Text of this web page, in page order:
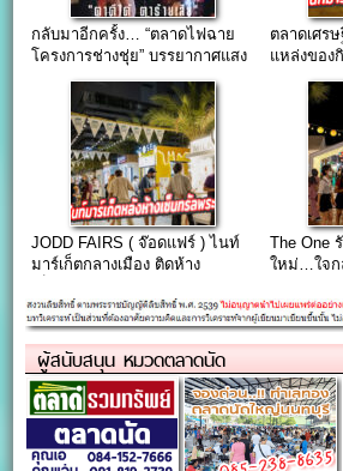
กลับมาอีกครั้ง… “ตลาดไฟฉาย
โครงการช่างชุ่ย” บรรยากาศแสง
สลัว..ตามสไตล์ตลาดกลางคืน
ตลาดเศร
แหล่งของ
ทำเลปาก
JODD FAIRS ( จ๊อดแฟร์ ) ไนท์
มาร์เก็ตกลางเมือง ติดห้าง
The One
ใหม่…ใจก
ผู้สนับสนุน หมวดตลาดนัด